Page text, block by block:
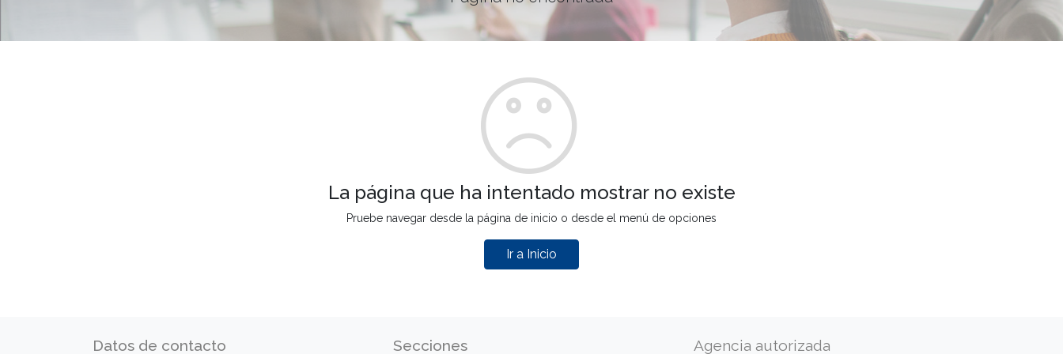
La página que ha intentado mostrar no existe
Pruebe navegar desde la página de inicio o desde el menú de opciones
Ir a Inicio
Datos de contacto Secciones Agencia autorizada